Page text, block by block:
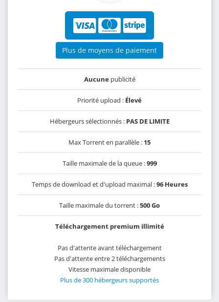
Plus de moyens de paiement
Aucunepublicité
Priorité upload : Élevé
Hébergeurs sélectionnés : PAS DE LIMITE
Max Torrent en parallèle : 15
Taille maximale de la queue :999
Temps de download et d'upload maximal :96 Heures
Taille maximale du torrent :500 Go
Téléchargement premium illimité
Pas d'attente avant téléchargement
Pas d'attente entre 2 téléchargements
Vitesse maximale disponible
Plus de 300 hébergeurs supportés